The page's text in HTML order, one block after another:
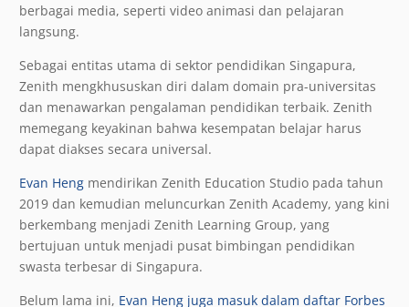
berbagai media, seperti video animasi dan pelajaran
langsung.
Sebagai entitas utama di sektor pendidikan Singapura,
Zenith mengkhususkan diri dalam domain pra-universitas
dan menawarkan pengalaman pendidikan terbaik. Zenith
memegang keyakinan bahwa kesempatan belajar harus
dapat diakses secara universal.
Evan Heng mendirikan Zenith Education Studio pada tahun
2019 dan kemudian meluncurkan Zenith Academy, yang kini
berkembang menjadi Zenith Learning Group, yang
bertujuan untuk menjadi pusat bimbingan pendidikan
swasta terbesar di Singapura.
Belum lama ini, Evan Heng juga masuk dalam daftar Forbes